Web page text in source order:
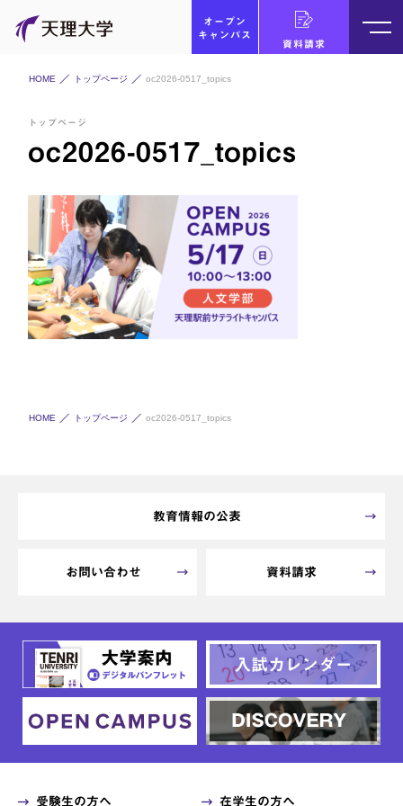
オープン
キャンパス
資料請求
HOME トップページ oc2026-0517_topics
トップページ
oc2026-0517_topics
HOME トップページ oc2026-0517_topics
教育情報の公表
お問い合わせ 資料請求
受験生の方へ 在学生の方へ